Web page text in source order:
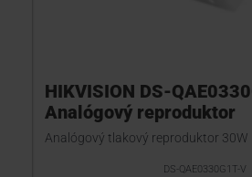
HIKVISION DS-
Analógový reproduktor
Analógový tlakový reproduktor 30W
DS-QAE0330G1T-V